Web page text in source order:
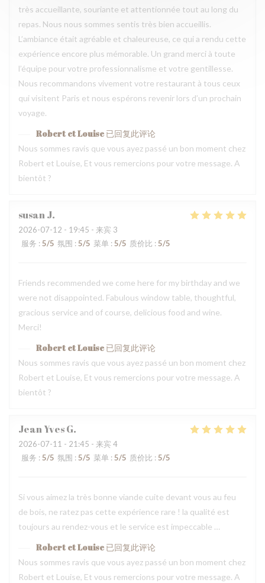
très accueillante, souriante et attentionnée tout au long du
repas. Nous nous sommes sentis très bien accueillis.
L’ambiance était agréable et chaleureuse, ce qui a rendu cette
expérience encore plus mémorable. Un grand merci à toute
l’équipe pour votre professionnalisme et votre gentillesse.
Nous recommandons vivement votre restaurant à tous ceux
qui visitent Paris et nous espérons revenir lors d’un prochain
voyage.
Robert et Louise 已回复此评论
Nous sommes ravis que vous ayez passé un bon moment chez
Robert et Louise, Et vous remercions pour votre message. A
bientôt ?
susanJ
2026-07-12 - 19:45 - 来宾 3
服务 : 5/5 氛围 : 5/5 菜单 : 5/5 质价比 : 5/5
Friends recommended we come here for my birthday and we
were not disappointed. Fabulous window table, thoughtful,
gracious service and of course, delicious food and wine.
Merci!
Robert et Louise 已回复此评论
Nous sommes ravis que vous ayez passé un bon moment chez
Robert et Louise, Et vous remercions pour votre message. A
bientôt ?
Jean YvesG
2026-07-11 - 21:45 - 来宾 4
服务 : 5/5 氛围 : 5/5 菜单 : 5/5 质价比 : 5/5
Si vous aimez la très bonne viande cuite devant vous au feu
de bois, ne ratez pas cette expérience rare ! la qualité est
toujours au rendez-vous et le service est impeccable …
Robert et Louise 已回复此评论
Nous sommes ravis que vous ayez passé un bon moment chez
Robert et Louise, Et vous remercions pour votre message. A